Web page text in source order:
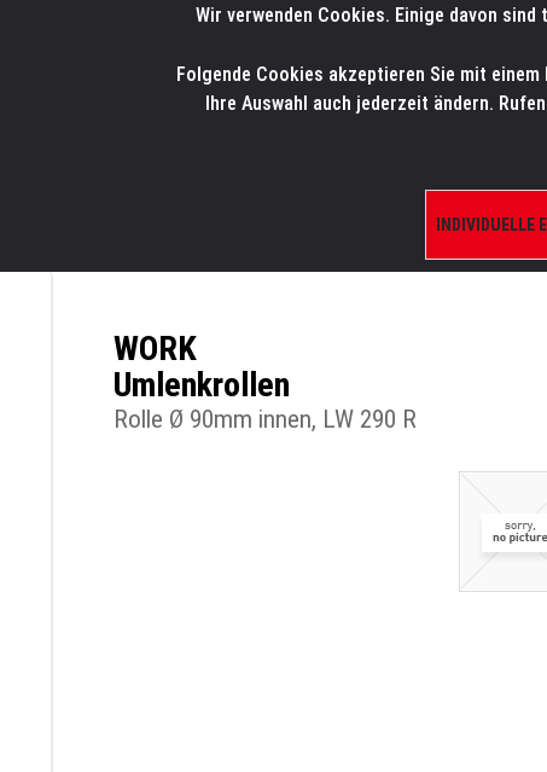
HOME
WORK
Umlenkrollen
Rolle Ø 90mm innen, LW 290 R
Wir verwenden Cookies. Einige davon
Folgende Cookies akzeptieren Sie mit
Ihre Auswahl auch jederzeit ändern.
INDIVIDUELLE